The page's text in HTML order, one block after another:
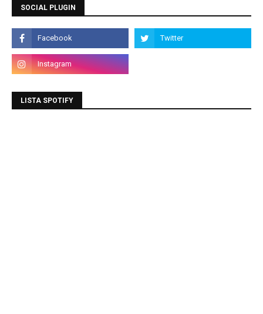
SOCIAL PLUGIN
LISTA SPOTIFY